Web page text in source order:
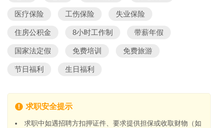
医疗保险 工伤保险 失业保险
住房公积金 8小时工作制 带薪年假
国家法定假 免费培训 免费旅游
节日福利 生日福利
求职安全提示
求职中如遇招聘方扣押证件、要求提供担保或收取财物（如